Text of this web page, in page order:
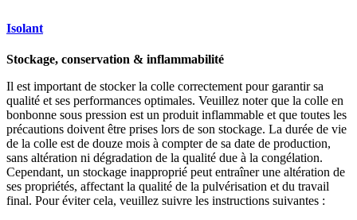
Isolant
Stockage, conservation & inflammabilité
Il est important de stocker la colle correctement pour garantir sa
qualité et ses performances optimales. Veuillez noter que la colle en
bonbonne sous pression est un produit inflammable et que toutes les
précautions doivent être prises lors de son stockage. La durée de vie
de la colle est de douze mois à compter de sa date de production,
sans altération ni dégradation de la qualité due à la congélation.
Cependant, un stockage inapproprié peut entraîner une altération de
ses propriétés, affectant la qualité de la pulvérisation et du travail
final. Pour éviter cela, veuillez suivre les instructions suivantes :